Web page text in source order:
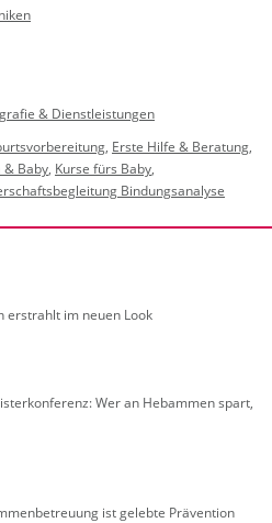
& Dienstleistungen
, Erste Hilfe & Beratung,
Baby, Kurse fürs Baby,
Bindungsanalyse
er­strahlt im neuen Look
Wer an Heb­am­men spart,
ist ge­leb­te Prä­ven­ti­on